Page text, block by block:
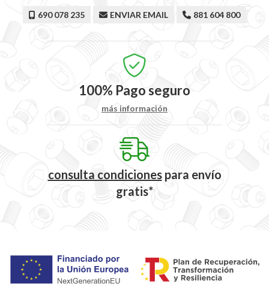
690 078 235 ENVIAR EMAIL 881 604 800
100% Pago seguro
más información
consulta condicionespara envío
gratis*